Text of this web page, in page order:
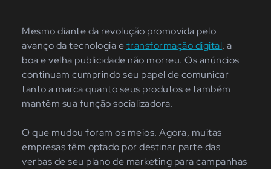
Mesmo diante da revolução promovida pelo
avanço da tecnologia etransformação digital, a
boa e velha publicidade não morreu. Os anúncios
continuam cumprindo seu papel de comunicar
tanto a marca quanto seus produtos e também
mantêm sua função socializadora.
O que mudou foram os meios. Agora, muitas
empresas têm optado por destinar parte das
verbas de seu plano de marketing para campanhas